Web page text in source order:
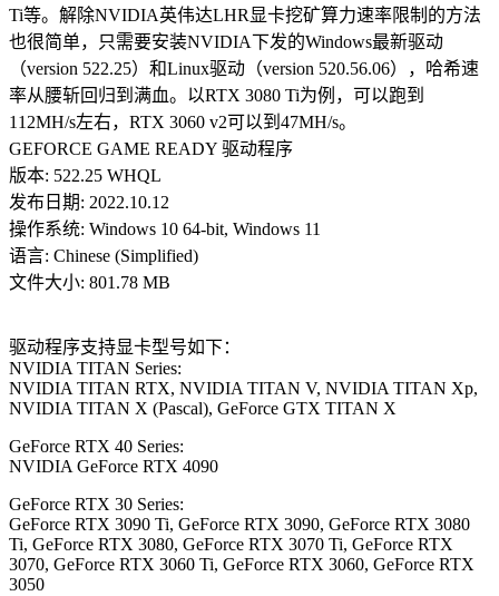
Ti等。解除NVIDIA英伟达LHR显卡挖矿算力速率限制的方法
也很简单，只需要安装NVIDIA下发的Windows最新驱动
（version 522.25）和Linux驱动（version 520.56.06），哈希速
率从腰斩回归到满血。以RTX 3080 Ti为例，可以跑到
112MH/s左右，RTX 3060 v2可以到47MH/s。
GEFORCE GAME READY 驱动程序
版本: 522.25 WHQL
发布日期: 2022.10.12
操作系统: Windows 10 64-bit, Windows 11
语言: Chinese (Simplified)
文件大小: 801.78 MB
驱动程序支持显卡型号如下：
NVIDIA TITAN Series:
NVIDIA TITAN RTX, NVIDIA TITAN V, NVIDIA TITAN Xp,
NVIDIA TITAN X (Pascal), GeForce GTX TITAN X
GeForce RTX 40 Series:
NVIDIA GeForce RTX 4090
GeForce RTX 30 Series:
GeForce RTX 3090 Ti, GeForce RTX 3090, GeForce RTX 3080
Ti, GeForce RTX 3080, GeForce RTX 3070 Ti, GeForce RTX
3070, GeForce RTX 3060 Ti, GeForce RTX 3060, GeForce RTX
3050